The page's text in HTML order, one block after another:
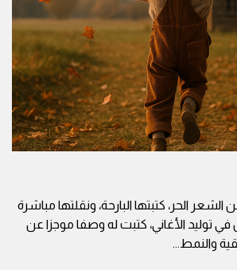
الحر، كتبتها البارحة، ونقلتها مباشرة
توليد الأغاني، كتبت له وصفا موجزا عن
والنمط...